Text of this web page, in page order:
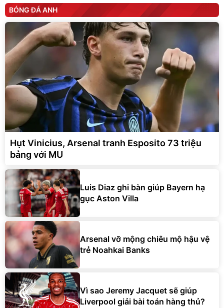
BÓNG ĐÁ ANH
Hụt Vinicius, Arsenal tranh Esposito 73 triệu
bảng với MU
Luis Diaz ghi bàn giúp Bayern hạ
gục Aston Villa
Arsenal vỡ mộng chiêu mộ hậu vệ
trẻ Noahkai Banks
Vì sao Jeremy Jacquet sẽ giúp
Liverpool giải bài toán hàng thủ?